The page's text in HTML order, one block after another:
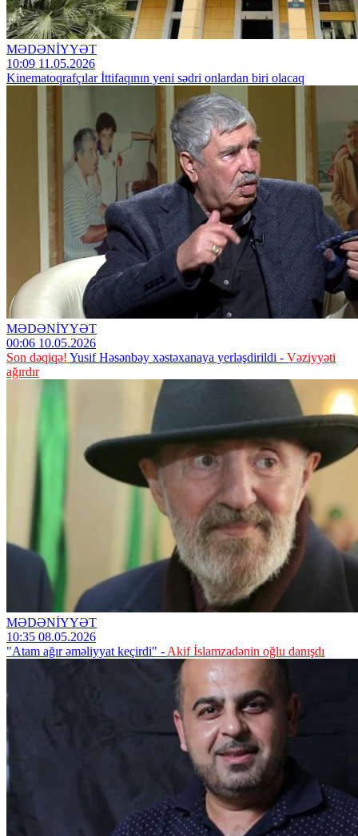
MƏDƏNİYYƏT
10:09 11.05.2026
Kinematoqrafçılar İttifaqının yeni sədri onlardan biri olacaq
MƏDƏNİYYƏT
00:06 10.05.2026
Son dəqiqə! Yusif Həsənbəy xəstəxanaya yerləşdirildi - Vəziyyəti
ağırdır
MƏDƏNİYYƏT
10:35 08.05.2026
"Atam ağır əməliyyat keçirdi" - Akif İslamzadənin oğlu danışdı